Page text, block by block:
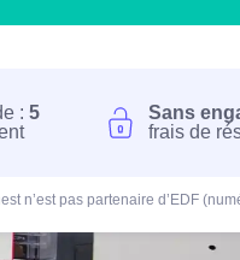
:5
Sans
frais de
n’est pas partenaire d’EDF